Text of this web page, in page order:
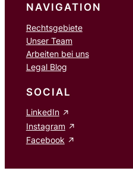
NAVIGATION
Rechtsgebiete
Unser Team
Arbeiten bei uns
Legal Blog
SOCIAL
LinkedIn
Instagram
Facebook